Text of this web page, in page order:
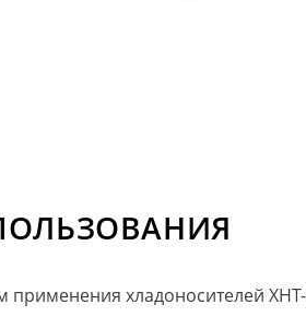
хладоносителей